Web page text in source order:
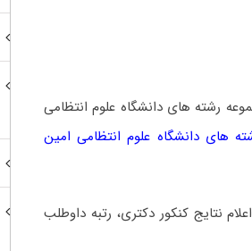
رشته های دانشگاه علوم انتظامی
های دانشگاه علوم انتظامی امین
اعلام نتایج کنکور دکتری، رتبه داوطلب